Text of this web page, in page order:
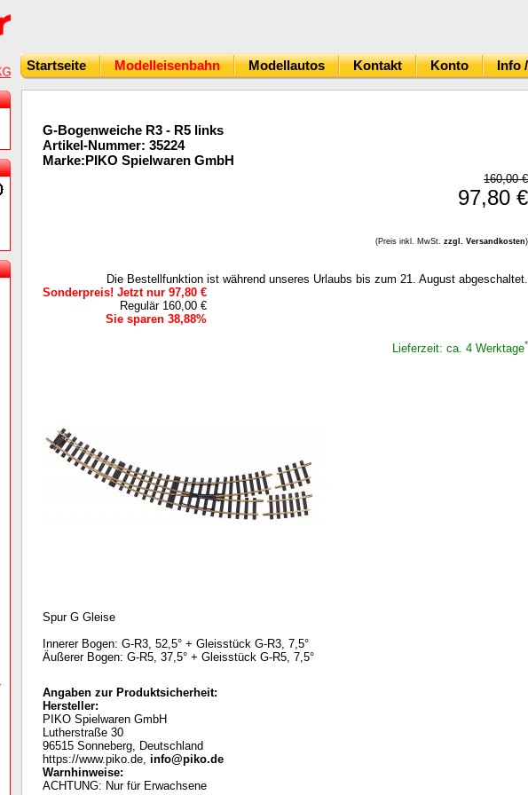
Startseite Modelleisenbahn Modellautos Kontakt Konto Info
G-Bogenweiche R3 - R5 links
Artikel-Nummer: 35224
Marke:PIKO Spielwaren GmbH
160,00 €
97,80 €
(Preis inkl. MwSt. zzgl. Versandkosten)
Die Bestellfunktion ist während unseres Urlaubs bis zum 21. August abgeschaltet.
Sonderpreis! Jetzt nur 97,80 €
Regulär 160,00 €
Sie sparen 38,88%
Lieferzeit: ca. 4 Werktage*
Spur G Gleise
Innerer Bogen: G-R3, 52,5° + Gleisstück G-R3, 7,5°
Äußerer Bogen: G-R5, 37,5° + Gleisstück G-R5, 7,5°
Angaben zur Produktsicherheit:
Hersteller:
PIKO Spielwaren GmbH
Lutherstraße 30
96515 Sonneberg, Deutschland
https://www.piko.de, info@piko.de
Warnhinweise:
ACHTUNG: Nur für Erwachsene